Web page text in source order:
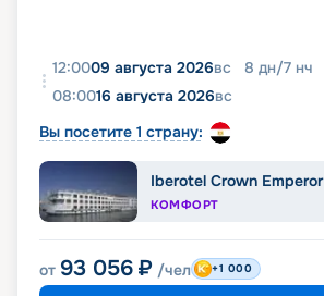
12:0009 августа 2026вс 8 дн/7 нч
08:0016 августа 2026вс
Вы посетите 1 страну:
Iberotel Crown Emperor
КОМФОРТ
от 93 056 ₽ /чел +1 000